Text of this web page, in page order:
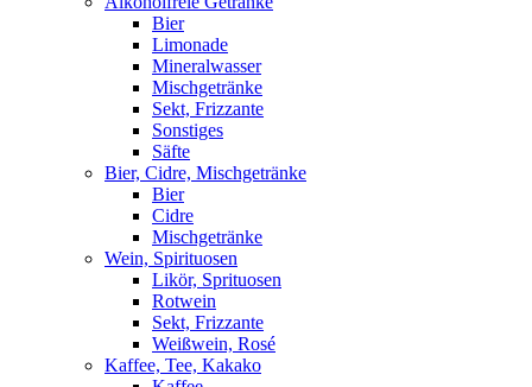
Bier
Limonade
Mineralwasser
Mischgetränke
Sekt, Frizzante
Sonstiges
Säfte
Bier, Cidre, Mischgetränke
Bier
Cidre
Mischgetränke
Wein, Spirituosen
Likör, Sprituosen
Rotwein
Sekt, Frizzante
Weißwein, Rosé
Kaffee, Tee, Kakako